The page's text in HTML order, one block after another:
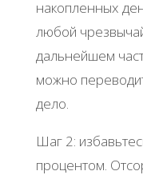
накопленных
любой
дальнейшем
можно
дело.
Шаг 2:
процентом.